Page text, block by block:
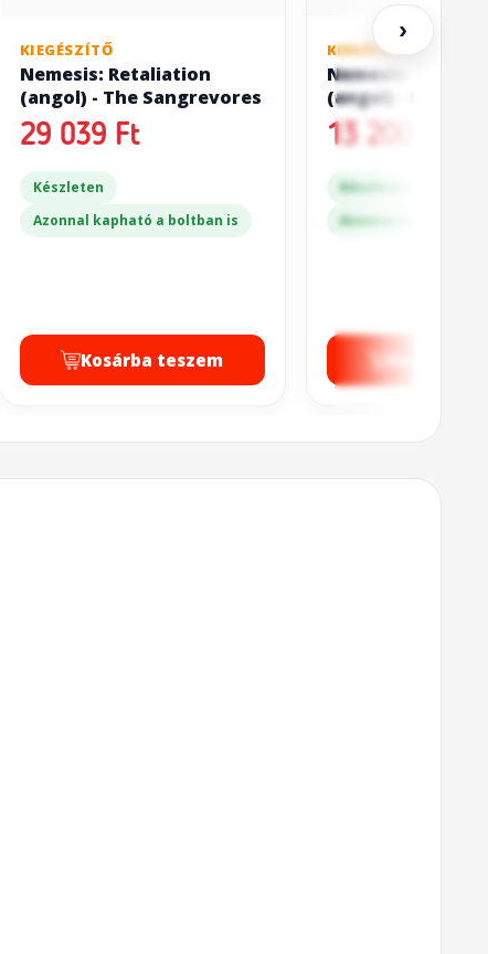
KIEGÉSZÍTŐ
Nemesis: Retaliation
(angol) - The Sangrevores
29 039 Ft
Készleten
Azonnal kapható a boltban is
Kosárba teszem
KIEGÉSZÍTŐ
Nemesis:
(angol) - New
Queen
13 200 Ft
Készleten
Azonnal kapható a
Kosárba
›